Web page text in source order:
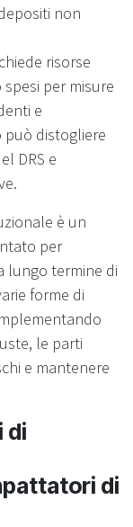
non
risorse
per misure
e
può distogliere
DRS e
è un
per
lungo termine di
forme di
le parti
e mantenere
di
di